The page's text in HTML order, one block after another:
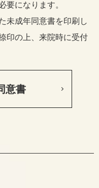
要になります。
未成年同意書を印刷し
印の上、来院時に受付
意書